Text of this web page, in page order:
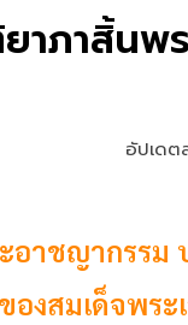
าภาสิ้นพ
อัปเดต
อาชญากรรม
สมเด็จพระเ